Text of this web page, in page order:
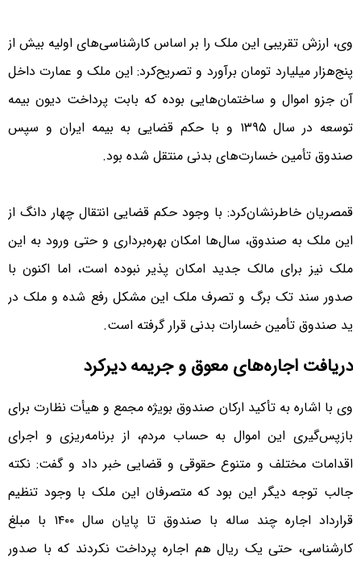
وی، ارزش تقریبی این ملک را بر اساس کارشناسی‌های اولیه بیش از
پنج‌هزار میلیارد تومان برآورد و تصریح‌کرد: این ملک و عمارت داخل
آن جزو اموال و ساختمان‌هایی بوده که بابت پرداخت دیون بیمه
توسعه در سال ۱۳۹۵ و با حکم قضایی به بیمه ایران و سپس
صندوق تأمین خسارت‌های بدنی منتقل شده بود.
قمصریان خاطرنشان‌کرد: با وجود حکم قضایی انتقال چهار دانگ از
این ملک به صندوق، سال‌ها امکان بهره‌برداری و حتی ورود به این
ملک نیز برای مالک جدید امکان پذیر نبوده است، اما اکنون با
صدور سند تک برگ و تصرف ملک این مشکل رفع شده و ملک در
ید صندوق تأمین خسارات بدنی قرار گرفته است.
دریافت اجاره‌های معوق و جریمه دیرکرد
وی با اشاره به تأکید ارکان صندوق بویژه مجمع و هیأت نظارت برای
بازپس‌گیری این اموال به حساب مردم، از برنامه‌ریزی و اجرای
اقدامات مختلف و متنوع حقوقی و قضایی خبر داد و گفت: نکته
جالب توجه دیگر این بود که متصرفان این ملک با وجود تنظیم
قرارداد اجاره چند ساله با صندوق تا پایان سال ۱۴۰۰ با مبلغ
کارشناسی، حتی یک ریال هم اجاره پرداخت نکردند که با صدور